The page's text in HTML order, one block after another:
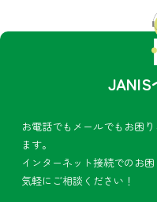
JANIS
お電話でもメールでもお困
ます。
インターネット接続でのお
気軽にご相談ください！